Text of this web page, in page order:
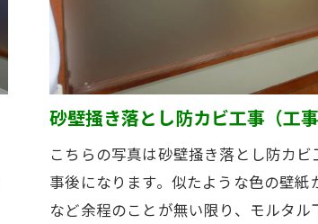
砂壁掻き落とし防カビ工事（工事
こちらの写真は砂壁掻き落とし防カ
事後になります。似たような色の壁
など余程のことが無い限り、モルタ